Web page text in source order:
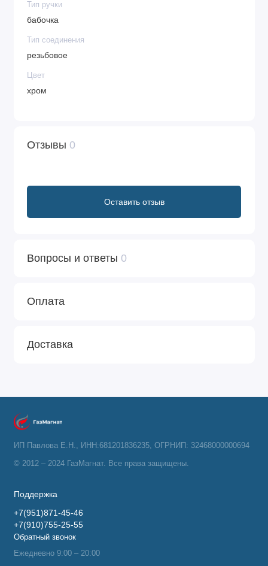
Тип ручки
бабочка
Тип соединения
резьбовое
Цвет
хром
Отзывы 0
Оставить отзыв
Вопросы и ответы 0
Оплата
Доставка
ИП Павлова Е.Н., ИНН:681201836235, ОГРНИП: 32468000000694
© 2012 – 2024 ГазМагнат. Все права защищены.
Поддержка
+7(951)871-45-46
+7(910)755-25-55
Обратный звонок
Ежедневно 9:00 – 20:00